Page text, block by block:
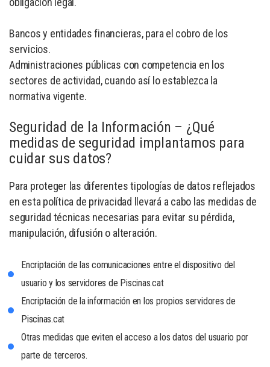
Bancos y entidades financieras, para el cobro de los
servicios.
Administraciones públicas con competencia en los
sectores de actividad, cuando así lo establezca la
normativa vigente.
Seguridad de la Información – ¿Qué
medidas de seguridad implantamos para
cuidar sus datos?
Para proteger las diferentes tipologías de datos reflejados
en esta política de privacidad llevará a cabo las medidas de
seguridad técnicas necesarias para evitar su pérdida,
manipulación, difusión o alteración.
Encriptación de las comunicaciones entre el dispositivo del
usuario y los servidores de Piscinas.cat
Encriptación de la información en los propios servidores de
Piscinas.cat
Otras medidas que eviten el acceso a los datos del usuario por
parte de terceros.